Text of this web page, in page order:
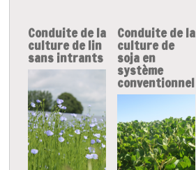
Conduite de la
culture de lin
sans intrants
Conduite de la
culture de
soja en
système
conventionnel